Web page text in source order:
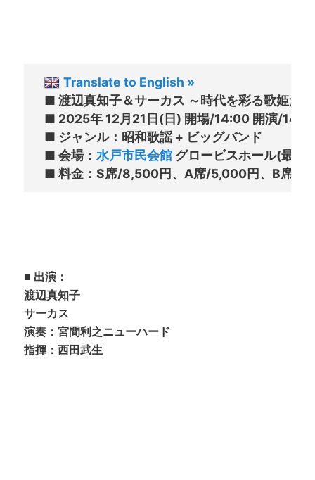
へ
移
動
Translate to English »
■ 渡辺真知子＆サーカス ～時代を彩る歌姫た
■ 2025年 12月21日(日) 開場/14:00 開演/
■ ジャンル：昭和歌謡 + ビッグバンド
■ 会場： 水戸市民会館 グロービスホール(最寄
■ 出演：
渡辺真知子
サーカス
演奏：宮間利之ニューハード
指揮：西田武生